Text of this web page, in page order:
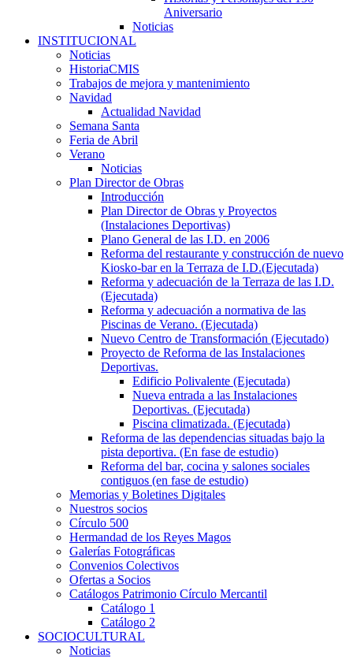
Aniversario
Noticias
INSTITUCIONAL
Noticias
HistoriaCMIS
Trabajos de mejora y mantenimiento
Navidad
Actualidad Navidad
Semana Santa
Feria de Abril
Verano
Noticias
Plan Director de Obras
Introducción
Plan Director de Obras y Proyectos
(Instalaciones Deportivas)
Plano General de las I.D. en 2006
Reforma del restaurante y construcción de nuevo
Kiosko-bar en la Terraza de I.D.(Ejecutada)
Reforma y adecuación de la Terraza de las I.D.
(Ejecutada)
Reforma y adecuación a normativa de las
Piscinas de Verano. (Ejecutada)
Nuevo Centro de Transformación (Ejecutado)
Proyecto de Reforma de las Instalaciones
Deportivas.
Edificio Polivalente (Ejecutada)
Nueva entrada a las Instalaciones
Deportivas. (Ejecutada)
Piscina climatizada. (Ejecutada)
Reforma de las dependencias situadas bajo la
pista deportiva. (En fase de estudio)
Reforma del bar, cocina y salones sociales
contiguos (en fase de estudio)
Memorias y Boletines Digitales
Nuestros socios
Círculo 500
Hermandad de los Reyes Magos
Galerías Fotográficas
Convenios Colectivos
Ofertas a Socios
Catálogos Patrimonio Círculo Mercantil
Catálogo 1
Catálogo 2
SOCIOCULTURAL
Noticias